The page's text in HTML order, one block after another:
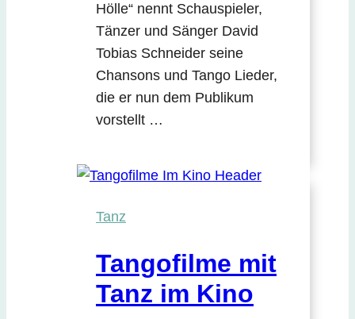
Hölle“ nennt Schauspieler,
Tänzer und Sänger David
Tobias Schneider seine
Chansons und Tango Lieder,
die er nun dem Publikum
vorstellt …
Tanz
Tangofilme mit
Tanz im Kino